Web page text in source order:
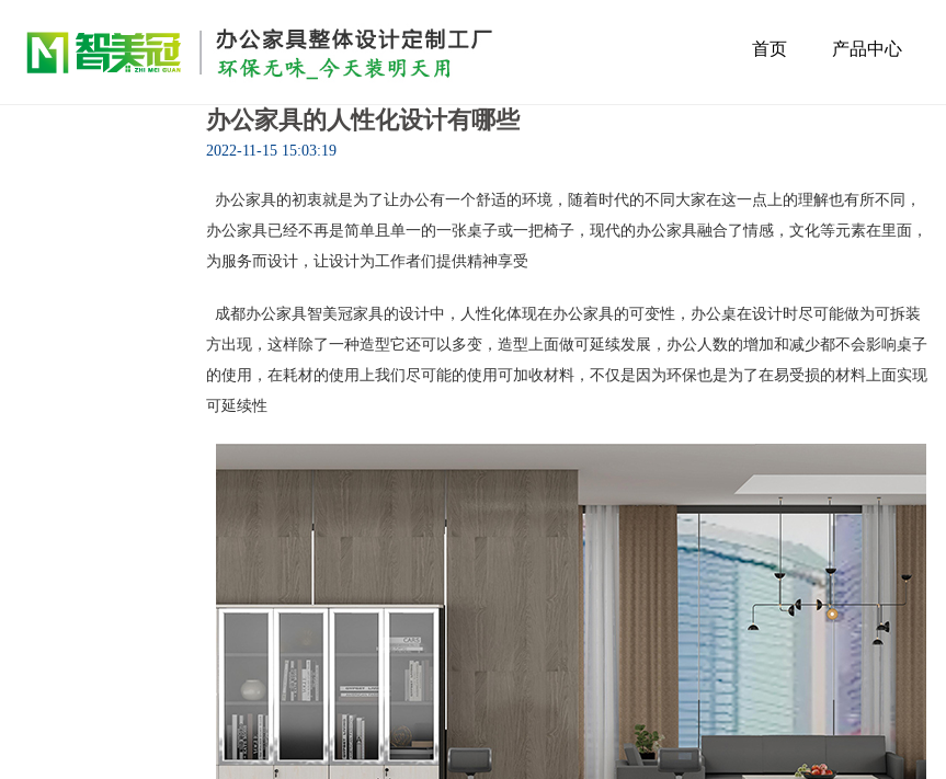
首页 产品中心
办公家具的人性化设计有哪些
2022-11-15 15:03:19
办公家具的初衷就是为了让办公有一个舒适的环境，随着时代的不同大家在这一点上的理解也有所不同，
办公家具已经不再是简单且单一的一张桌子或一把椅子，现代的办公家具融合了情感，文化等元素在里面，
为服务而设计，让设计为工作者们提供精神享受
成都办公家具智美冠家具的设计中，人性化体现在办公家具的可变性，办公桌在设计时尽可能做为可拆装
方出现，这样除了一种造型它还可以多变，造型上面做可延续发展，办公人数的增加和减少都不会影响桌子
的使用，在耗材的使用上我们尽可能的使用可加收材料，不仅是因为环保也是为了在易受损的材料上面实现
可延续性